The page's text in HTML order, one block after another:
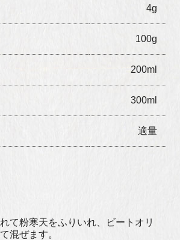
4g
100g
200ml
300ml
適量
て粉寒天をふりいれ、ビートオリ
混ぜます。